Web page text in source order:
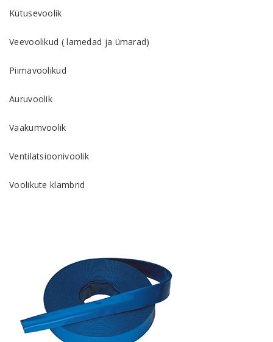
Kütusevoolik
Veevoolikud ( lamedad ja ümarad)
Piimavoolikud
Auruvoolik
Vaakumvoolik
Ventilatsioonivoolik
Voolikute klambrid